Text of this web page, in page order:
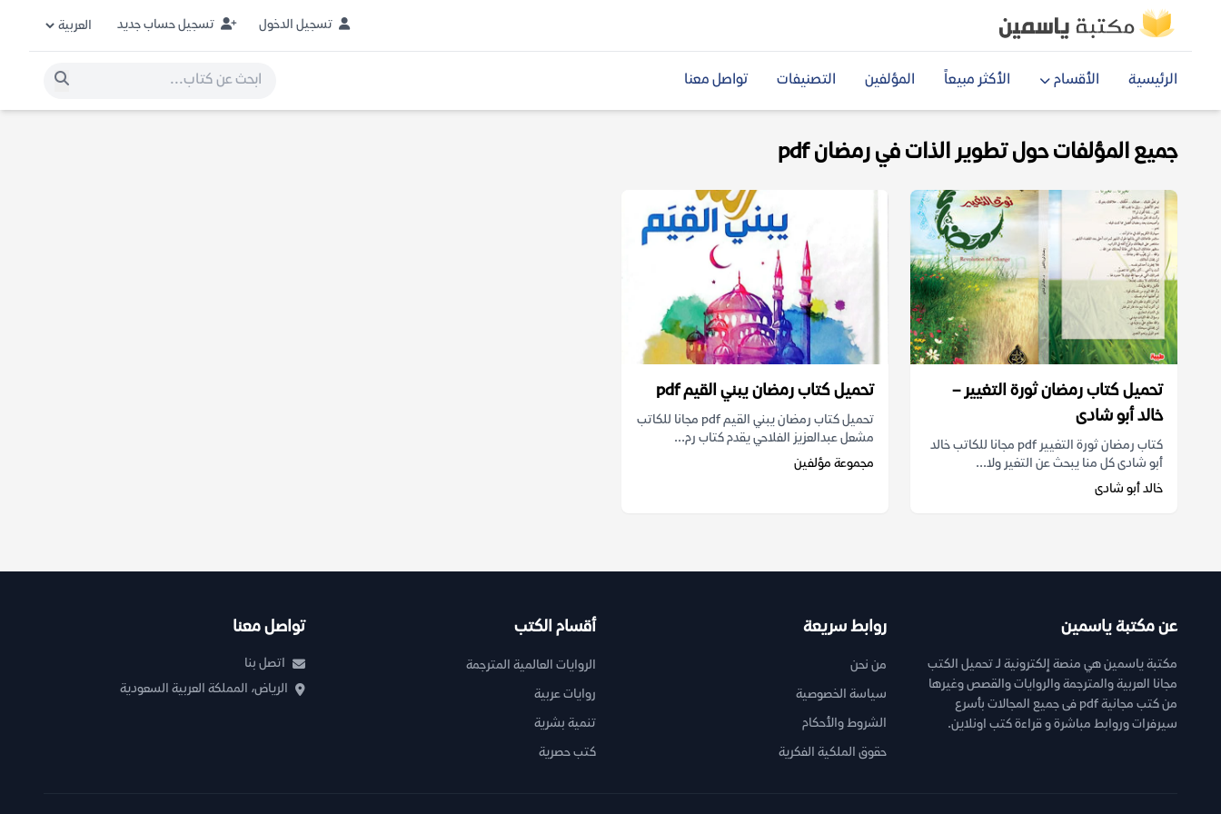
تسجيل الدخول تسجيل حساب جديد
الرئيسية الأقسام الأكثر مبيعاً المؤلفين التصنيفات تواصل معنا
جميع المؤلفات حول تطوير الذات في رمضان pdf
تحميل كتاب رمضان ثورة التغيير –
خالد أبو شادى
كتاب رمضان ثورة التغيير pdf مجانا للكاتب خالد
أبو شادى كل منا يبحث عن التغير ولا...
خالد أبو شادى
تحميل كتاب رمضان يبني القيم pdf
تحميل كتاب رمضان يبني القيم pdf مجانا للكاتب
مشعل عبدالعزيز الفلاحي يقدم كتاب رم...
مجموعة مؤلفين
عن مكتبة ياسمين
مكتبة ياسمين هي منصة إلكترونية لـ تحميل الكتب
مجانا العربية والمترجمة والروايات والقصص وغيرها
من كتب مجانية pdf فى جميع المجالات بأسرع
سيرفرات وروابط مباشرة و قراءة كتب اونلاين.
روابط سريعة
من نحن
سياسة الخصوصية
الشروط والأحكام
حقوق الملكية الفكرية
أقسام الكتب
الروايات العالمية المترجمة
روايات عربية
تنمية بشرية
كتب حصرية
تواصل معنا
اتصل بنا
الرياض، المملكة العربية السعودية